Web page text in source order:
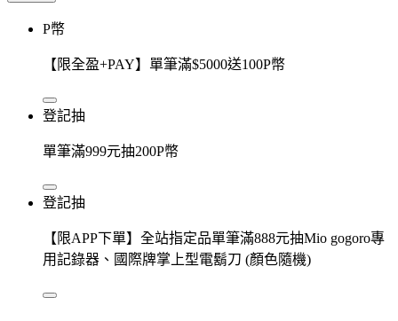
P幣
【限全盈+PAY】單筆滿$5000送100P幣
登記抽
單筆滿999元抽200P幣
登記抽
【限APP下單】全站指定品單筆滿888元抽Mio gogoro專
用記錄器、國際牌掌上型電鬍刀 (顏色隨機)